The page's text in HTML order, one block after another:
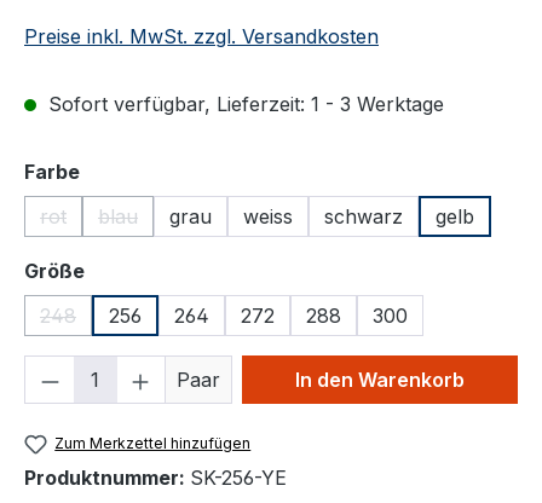
Preise inkl. MwSt. zzgl. Versandkosten
Sofort verfügbar, Lieferzeit: 1 - 3 Werktage
Farbeauswählen
rot
(Diese Option ist zurzeit nicht verfügbar.)
blau
(Diese Option ist zurzeit nicht verfügbar.)
grau weiss schwarz gelb
Größeauswählen
248
(Diese Option ist zurzeit nicht verfügbar.)
256 264 272 288 300
Produkt Anzahl: Gib den
Paar In den Warenkorb
Zum Merkzettel hinzufügen
Produktnummer: SK-256-YE